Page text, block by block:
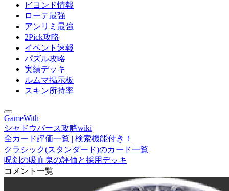
ビヨンド情報
ローテ最強
アンリミ最強
2Pick攻略
イベント速報
パズル攻略
実績デッキ
ルムマ掲示板
スキン所持率
GameWith
シャドウバース攻略wiki
全カード評価一覧 | 検索機能付き！
クラシック(スタンダード)のカード一覧
呪剣の吸血鬼の評価と採用デッキ
コメント一覧